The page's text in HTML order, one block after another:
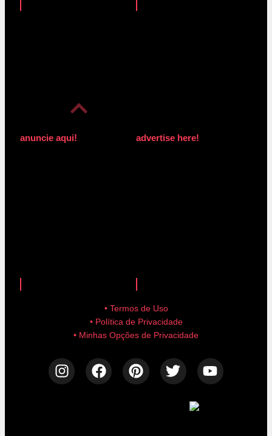
anuncie aqui! advertise here!
• Termos de Uso
• Política de Privacidade
• Minhas Opções de Privacidade